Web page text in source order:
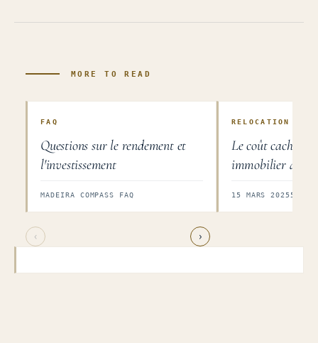
MORE TO READ
FAQ
Questions sur le rendement et
l'investissement
MADEIRA COMPASS FAQ
RELOCATION
Le coût caché
immobilier à
15 MARS 20255 MIN
‹ ›